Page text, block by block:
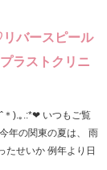
バースピール
ラストクリニ
).｡.:*❤ いつもご覧
年の関東の夏は、 雨
たせいか 例年より日